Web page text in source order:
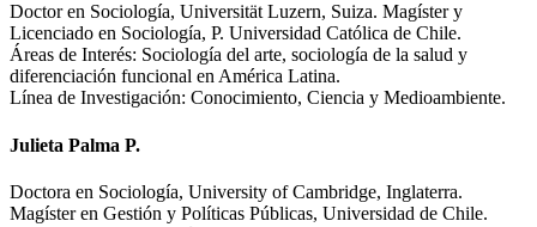
Doctor en Sociología, Universität Luzern, Suiza. Magíster y
Licenciado en Sociología, P. Universidad Católica de Chile.
Áreas de Interés: Sociología del arte, sociología de la salud y
diferenciación funcional en América Latina.
Línea de Investigación: Conocimiento, Ciencia y Medioambiente.
Julieta Palma P.
Doctora en Sociología, University of Cambridge, Inglaterra.
Magíster en Gestión y Políticas Públicas, Universidad de Chile.